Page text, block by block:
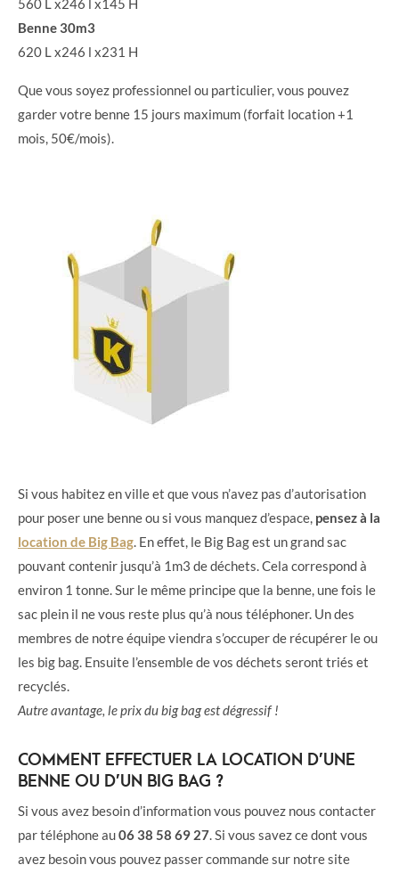
560 L x246 l x145 H
Benne 30m3
620 L x246 l x231 H
Que vous soyez professionnel ou particulier, vous pouvez
garder votre benne 15 jours maximum (forfait location +1
mois, 50€/mois).
Si vous habitez en ville et que vous n’avez pas d’autorisation
pour poser une benne ou si vous manquez d’espace, pensez à la
location de Big Bag. En effet, le Big Bag est un grand sac
pouvant contenir jusqu’à 1m3 de déchets. Cela correspond à
environ 1 tonne. Sur le même principe que la benne, une fois le
sac plein il ne vous reste plus qu’à nous téléphoner. Un des
membres de notre équipe viendra s’occuper de récupérer le ou
les big bag. Ensuite l’ensemble de vos déchets seront triés et
recyclés.
Autre avantage, le prix du big bag est dégressif !
COMMENT EFFECTUER LA LOCATION D’UNE
BENNE OU D’UN BIG BAG ?
Si vous avez besoin d’information vous pouvez nous contacter
par téléphone au06 38 58 69 27. Si vous savez ce dont vous
avez besoin vous pouvez passer commande sur notre site